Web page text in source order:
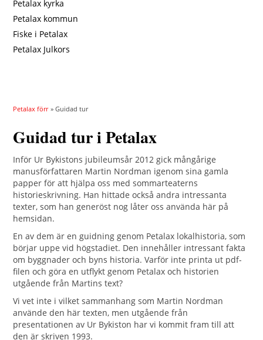
Petalax kyrka
Petalax kommun
Fiske i Petalax
Petalax Julkors
Petalax förr » Guidad tur
Guidad tur i Petalax
Inför Ur Bykistons jubileumsår 2012 gick mångårige
manusförfattaren Martin Nordman igenom sina gamla
papper för att hjälpa oss med sommarteaterns
historieskrivning. Han hittade också andra intressanta
texter, som han generöst nog låter oss använda här på
hemsidan.
En av dem är en guidning genom Petalax lokalhistoria, som
börjar uppe vid högstadiet. Den innehåller intressant fakta
om byggnader och byns historia. Varför inte printa ut pdf-
filen och göra en utflykt genom Petalax och historien
utgående från Martins text?
Vi vet inte i vilket sammanhang som Martin Nordman
använde den här texten, men utgående från
presentationen av Ur Bykiston har vi kommit fram till att
den är skriven 1993.